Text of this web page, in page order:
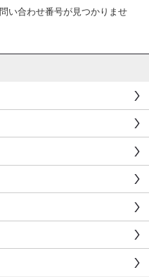
い合わせ番号が見つかりませ